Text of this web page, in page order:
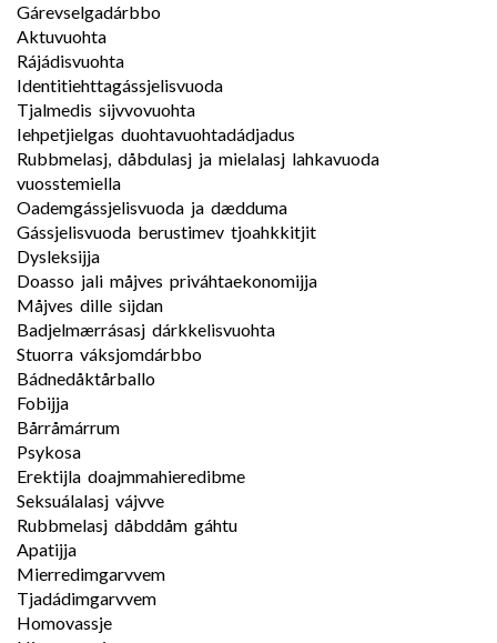
Gárevselgadárbbo
Aktuvuohta
Rájádisvuohta
Identitiehttagássjelisvuoda
Tjalmedis sijvvovuohta
Iehpetjielgas duohtavuohtadádjadus
Rubbmelasj, dåbdulasj ja mielalasj lahkavuoda
vuosstemiella
Oademgássjelisvuoda ja dædduma
Gássjelisvuoda berustimev tjoahkkitjit
Dysleksijja
Doasso jali måjves priváhtaekonomijja
Måjves dille sijdan
Badjelmærrásasj dárkkelisvuohta
Stuorra váksjomdárbbo
Bádnedåktårballo
Fobijja
Bårråmárrum
Psykosa
Erektijla doajmmahieredibme
Seksuálalasj vájvve
Rubbmelasj dåbddåm gáhtu
Apatijja
Mierredimgarvvem
Tjadádimgarvvem
Homovassje